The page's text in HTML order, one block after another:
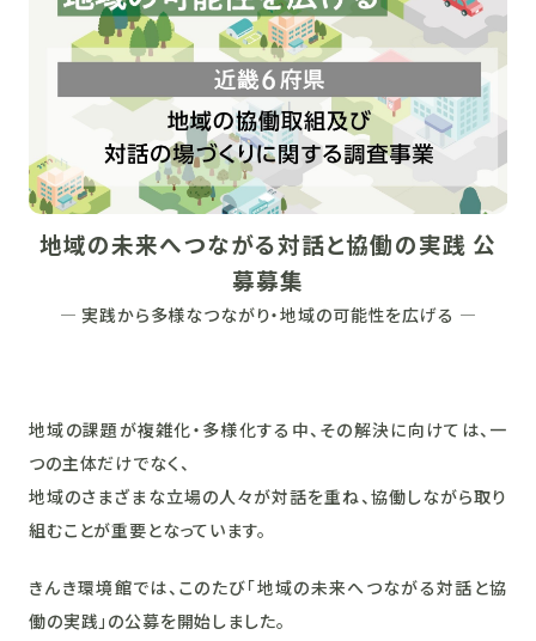
地域の未来へつながる対話と協働の実践 公
募募集
― 実践から多様なつながり・地域の可能性を広げる ―
地域の課題が複雑化・多様化する中、その解決に向けては、一
つの主体だけでなく、
地域のさまざまな立場の人々が対話を重ね、協働しながら取り
組むことが重要となっています。
きんき環境館では、このたび「地域の未来へつながる対話と協
働の実践」の公募を開始しました。